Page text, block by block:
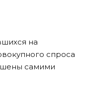
на
спроса
самими